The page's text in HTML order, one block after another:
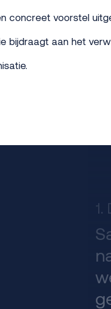
concreet voorstel
bijdraagt aan het
1.